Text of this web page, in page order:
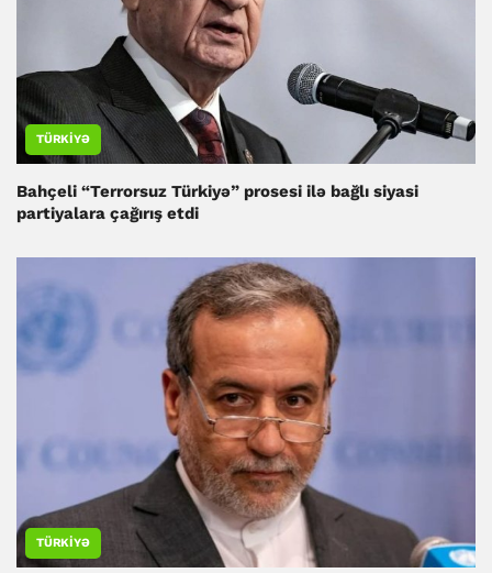
TÜRKIYƏ
Bahçeli “Terrorsuz Türkiyə” prosesi ilə bağlı siyasi
partiyalara çağırış etdi
TÜRKIYƏ